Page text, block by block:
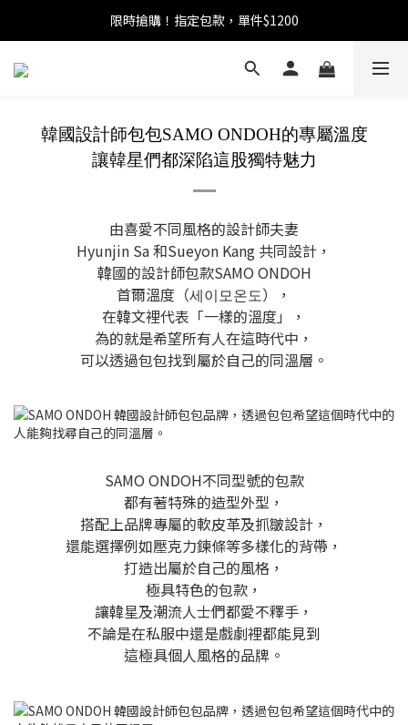
任選包款，即享免運
限時搶購！指定包款，單件$1200
韓國設計師包包SAMO ONDOH的專屬溫度
讓韓星們都深陷這股獨特魅力
由喜愛不同風格的設計師夫妻
Hyunjin Sa 和Sueyon Kang 共同設計，
韓國的設計師包款SAMO ONDOH
首爾溫度（세이모온도），
在韓文裡代表「一樣的溫度」，
為的就是希望所有人在這時代中，
可以透過包包找到屬於自己的同溫層。
SAMO ONDOH不同型號的包款
都有著特殊的造型外型，
搭配上品牌專屬的軟皮革及抓皺設計，
還能選擇例如壓克力鍊條等多樣化的背帶，
打造出屬於自己的風格，
極具特色的包款，
讓韓星及潮流人士們都愛不釋手，
不論是在私服中還是戲劇裡都能見到
這極具個人風格的品牌。